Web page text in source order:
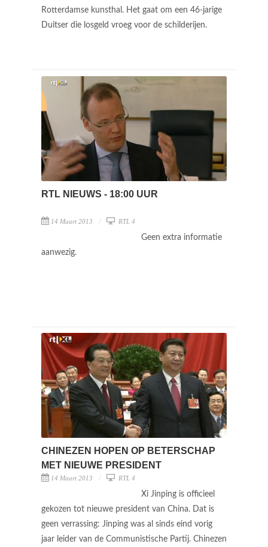
Rotterdamse kunsthal. Het gaat om een 46-jarige
Duitser die losgeld vroeg voor de schilderijen.
RTL NIEUWS - 18:00 UUR
14 Maart 2013 RTL 4
Geen extra informatie
aanwezig.
CHINEZEN HOPEN OP BETERSCHAP
MET NIEUWE PRESIDENT
14 Maart 2013 RTL 4
Xi Jinping is officieel
gekozen tot nieuwe president van China. Dat is
geen verrassing: Jinping was al sinds eind vorig
jaar leider van de Communistische Partij. Chinezen